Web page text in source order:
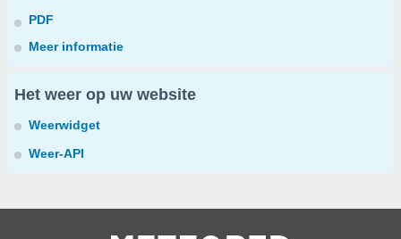
PDF
Meer informatie
Het weer op uw website
Weerwidget
Weer-API